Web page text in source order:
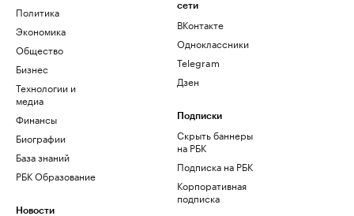
Политика
Экономика
Общество
Бизнес
Технологии и
медиа
Финансы
Биографии
База знаний
РБК Образование
Новости
сети
ВКонтакте
Одноклассники
Telegram
Дзен
Подписки
Скрыть баннеры
на РБК
Подписка на РБК
Корпоративная
подписка